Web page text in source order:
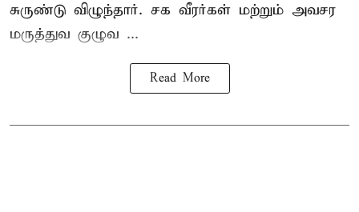
சுருண்டு விழுந்தார். சக வீரர்கள் மற்றும் அவசர
மருத்துவ குழுவ ...
Read More